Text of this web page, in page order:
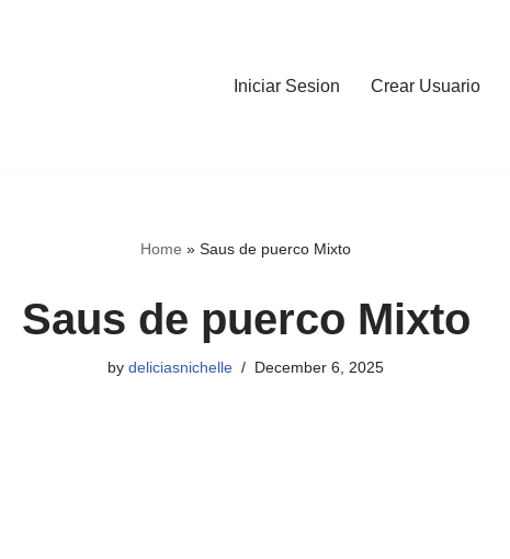
Iniciar Sesion Crear Usuario
Home » Saus de puerco Mixto
Saus de puerco Mixto
by deliciasnichelle December 6, 2025